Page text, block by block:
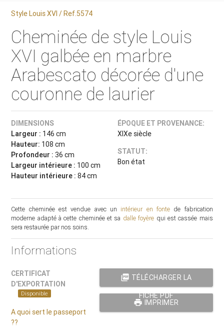
Style Louis XVI / Ref.5574
Cheminée de style Louis
XVI galbée en marbre
Arabescato décorée d'une
couronne de laurier
DIMENSIONS
Largeur : 146 cm
Hauteur: 108 cm
Profondeur : 36 cm
Largeur intérieure : 100 cm
Hauteur intérieure :84 cm
ÉPOQUE ET PROVENANCE:
XIXe siècle
STATUT:
Bon état
Cette cheminée est vendue avec un intérieur en fontede fabrication
moderne adapté à cette cheminée et sa dalle foyère qui est cassée mais
sera restaurée par nos soins.
Informations
CERTIFICAT
D'EXPORTATION
Disponible
A quoi sert le passeport
??
picture_as_pdf TÉLÉCHARGER LA
FICHE PDF
print IMPRIMER